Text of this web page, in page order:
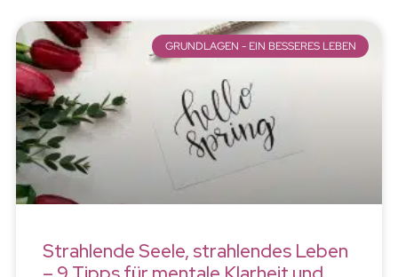
GRUNDLAGEN - EIN BESSERES LEBEN
Strahlende Seele, strahlendes Leben